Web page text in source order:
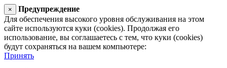
×
Предупреждение
Для обеспечения высокого уровня обслуживания на этом
сайте используются куки (cookies). Продолжая его
использование, вы соглашаетесь с тем, что куки (cookies)
будут сохраняться на вашем компьютере:
Принять